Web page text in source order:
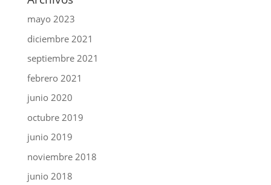
mayo 2023
diciembre 2021
septiembre 2021
febrero 2021
junio 2020
octubre 2019
junio 2019
noviembre 2018
junio 2018